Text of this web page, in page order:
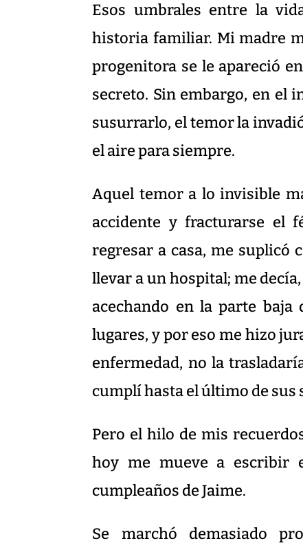
Esos umbrales entre la
historia familiar. Mi madre
progenitora se le apareció
secreto. Sin embargo, en el
susurrarlo, el temor la
el aire para siempre.
Aquel temor a lo invisible
accidente y fracturarse el
regresar a casa, me suplicó
llevar a un hospital; me
acechando en la parte baja
lugares, y por eso me hizo
enfermedad, no la
cumplí hasta el último de sus
Pero el hilo de mis
hoy me mueve a escribir
cumpleaños de Jaime.
Se marchó demasiado